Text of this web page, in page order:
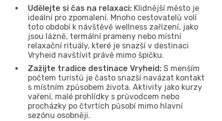
Udělejte si čas na relaxaci: Klidnější město je
ideální pro zpomalení. Mnoho cestovatelů volí
toto období k návštěvě wellness zařízení, jako
jsou lázně, termální prameny nebo místní
relaxační rituály, které je snazší v destinaci
Vryheid navštívit právě mimo špičku.
Zažijte tradice destinace Vryheid: S menším
počtem turistů je často snazší navázat kontakt
s místním způsobem života. Aktivity jako kurzy
vaření, malé prohlídky s průvodcem nebo
procházky po čtvrtích působí mimo hlavní
sezónu osobněji.